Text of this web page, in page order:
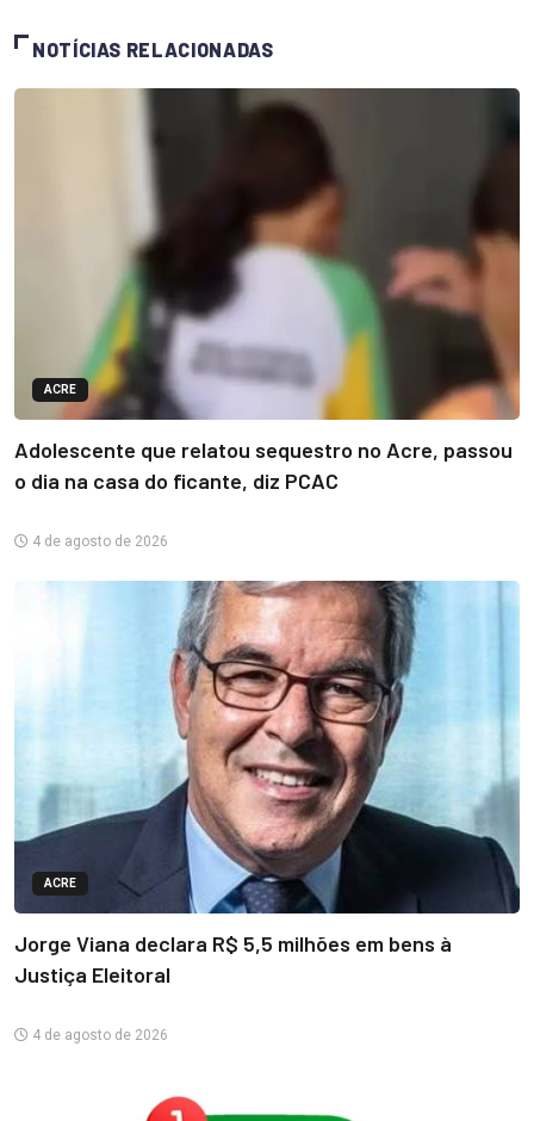
NOTÍCIAS RELACIONADAS
ACRE
Adolescente que relatou sequestro no Acre, passou
o dia na casa do ficante, diz PCAC
4 de agosto de 2026
ACRE
Jorge Viana declara R$ 5,5 milhões em bens à
Justiça Eleitoral
4 de agosto de 2026